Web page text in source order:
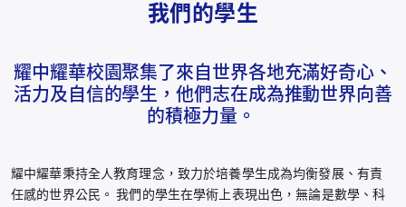
上海古北耀華
上海臨港耀華
浙江桐鄉耀華
香港耀華學校
我們的學生
耀中耀華校園聚集了來自世界各地充滿好奇心、
活力及自信的學生，他們志在成為推動世界向善
的積極力量。
耀中耀華秉持全人教育理念，致力於培養學生成為均衡發展、有責
任感的世界公民。 我們的學生在學術上表現出色，無論是數學、科